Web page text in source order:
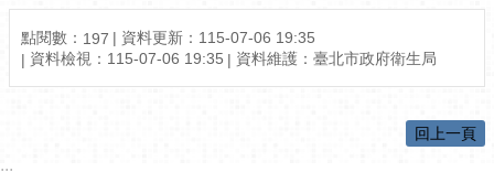
點閱數： 197
資料更新：115-07-06 19:35
資料檢視：115-07-06 19:35
資料維護：臺北市政府衛生局
回上一頁